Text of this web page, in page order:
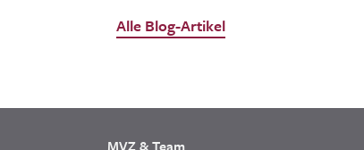
Alle Blog-Artikel
MVZ & Team